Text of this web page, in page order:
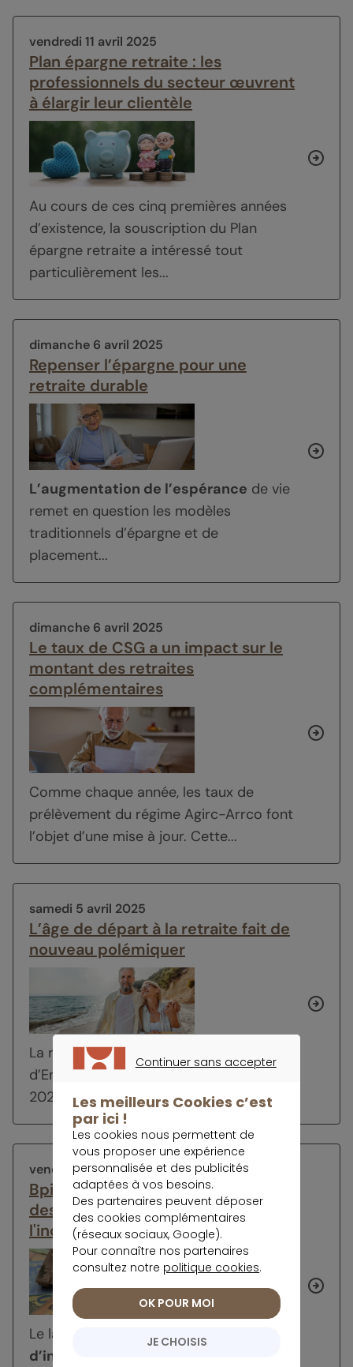
vendredi 11 avril 2025
Plan épargne retraite : les
professionnels du secteur œuvrent
à élargir leur clientèle
Au cours de ces cinq premières années
d’existence, la souscription du Plan
épargne retraite a intéressé tout
particulièrement les...
dimanche 6 avril 2025
Repenser l’épargne pour une
retraite durable
L’augmentation de l’espérance de vie
remet en question les modèles
traditionnels d’épargne et de
placement...
dimanche 6 avril 2025
Le taux de CSG a un impact sur le
montant des retraites
complémentaires
Comme chaque année, les taux de
prélèvement du régime Agirc-Arrco font
l’objet d’une mise à jour. Cette...
samedi 5 avril 2025
L’âge de départ à la retraite fait de
nouveau polémiquer
La révision du dispositif de retraite
d’Emmanuel Macron validée en mars
2023 ne fait pas encore l’unanimité. Si...
vendredi 4 avril 2025
Bpifrance Défense met l’épargne
des Français au service de
l'industrie de la défense
Le lancement officiel dufonds
d’investissement Bpifrance Défense
Continuer sans accepter
Les meilleurs Cookies c’est
par ici !
Les cookies nous permettent de
vous proposer une expérience
personnalisée et des publicités
adaptées à vos besoins.
Des partenaires peuvent déposer
des cookies complémentaires
(réseaux sociaux, Google).
Pour connaître nos partenaires
consultez notre politique cookies.
JE CHOISIS
OK POUR MOI